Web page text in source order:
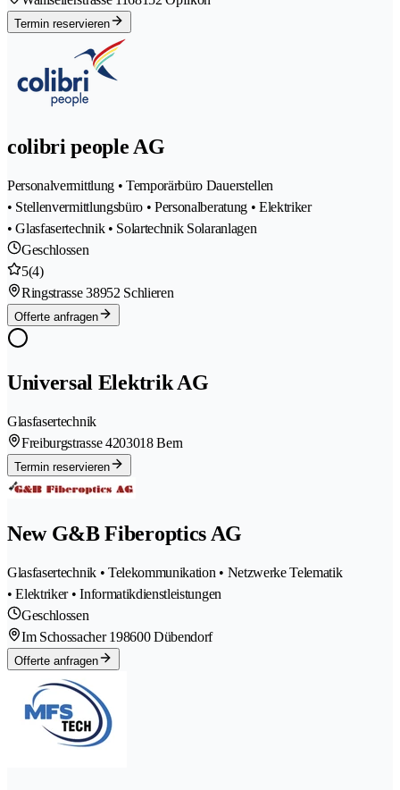
Termin reservieren
colibri people AG
Personalvermittlung • Temporärbüro Dauerstellen
• Stellenvermittlungsbüro • Personalberatung • Elektriker
• Glasfasertechnik • Solartechnik Solaranlagen
Geschlossen
5(4)
Ringstrasse 38952 Schlieren
Offerte anfragen
Universal Elektrik AG
Glasfasertechnik
Freiburgstrasse 4203018 Bern
Termin reservieren
New G&B Fiberoptics AG
Glasfasertechnik • Telekommunikation • Netzwerke Telematik
• Elektriker • Informatikdienstleistungen
Geschlossen
Im Schossacher 198600 Dübendorf
Offerte anfragen